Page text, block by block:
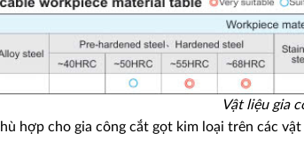
Vật liệu gia
hợp cho gia công cắt gọt kim loại trên các